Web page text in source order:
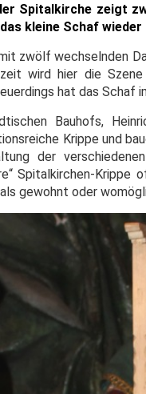
Spitalkirche zeigt
kleine Schaf
zwölf wechselnden
wird hier die
hat das Schaf
Bauhofs,
Krippe und
der
Spitalkirchen-
gewohnt oder